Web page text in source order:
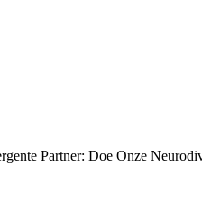
Partner: Doe Onze